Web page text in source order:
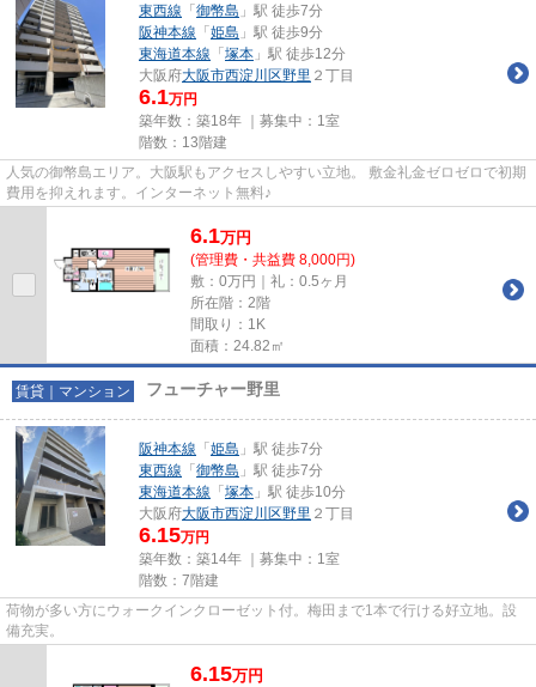
東西線 「 御幣島 」駅 徒歩7分
阪神本線 「 姫島 」駅 徒歩9分
東海道本線 「 塚本 」駅 徒歩12分
大阪府大阪市西淀川区野里 ２丁目
6.1万円
築年数：築18年 ｜募集中： 1室
階数：13階建
人気の御幣島エリア。大阪駅もアクセスしやすい立地。 敷金礼金ゼロゼロで初期
費用を抑えれます。インターネット無料♪
6.1万円
(管理費・共益費 8,000円)
敷：0万円｜礼：0.5ヶ月
所在階：2階
間取り：1K
面積：24.82㎡
賃貸｜マンション フューチャー野里
阪神本線 「 姫島 」駅 徒歩7分
東西線 「 御幣島 」駅 徒歩7分
東海道本線 「 塚本 」駅 徒歩10分
大阪府大阪市西淀川区野里 ２丁目
6.15万円
築年数：築14年 ｜募集中： 1室
階数：7階建
荷物が多い方にウォークインクローゼット付。梅田まで1本で行ける好立地。設
備充実。
6.15万円